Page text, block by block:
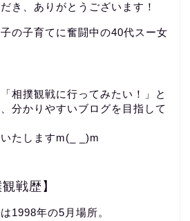
き、ありがとうございます！
の子育てに奮闘中の40代スー女
相撲観戦に行ってみたい！」と
分かりやすいブログを目指して
たしますm(_ _)m
戦歴】
1998年の5月場所。